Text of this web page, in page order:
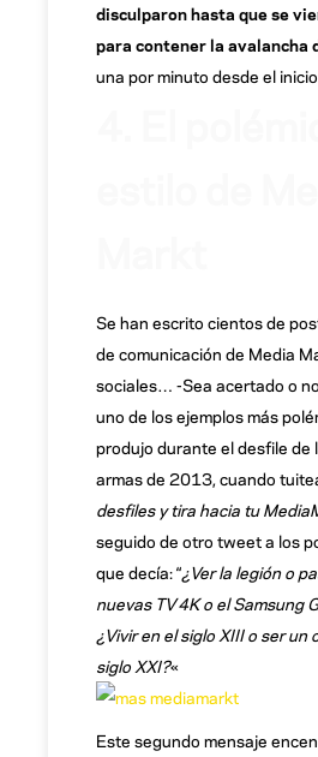
disculparon hasta que se
para contener la avalancha
una por minuto desde el
Se han escrito cientos de
de comunicación de Media
sociales… -Sea acertado o
uno de los ejemplos más
produjo durante el desfile de
armas de 2013, cuando
desfiles y tira hacia tu
seguido de otro tweet a los
que decía: “¿Ver la legión o
nuevas TV 4K o el Samsung
¿Vivir en el siglo XIII o ser un
siglo XXI?«
Este segundo mensaje